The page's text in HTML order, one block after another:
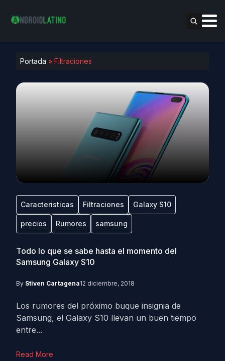
Portada » Filtraciones
Caracteristicas Filtraciones Galaxy S10
precios Rumores samsung
Todo lo que se sabe hasta el momento del
Samsung Galaxy S10
By Stiven Cartagena12 diciembre, 2018
Los rumores del próximo buque insignia de
Samsung, el Galaxy S10 llevan un buen tiempo
entre...
Read More